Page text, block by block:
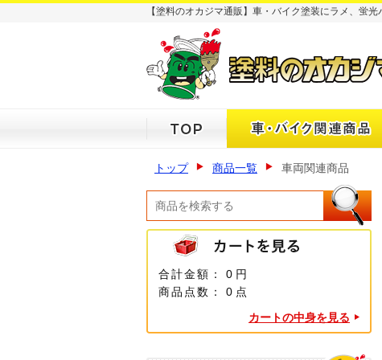
【塗料のオカジマ通販】車・バイク塗装にラメ、蛍
トップ 商品一覧 車両関連商品
合計金額：
0 円
商品点数：
0 点
カートの中身を見る